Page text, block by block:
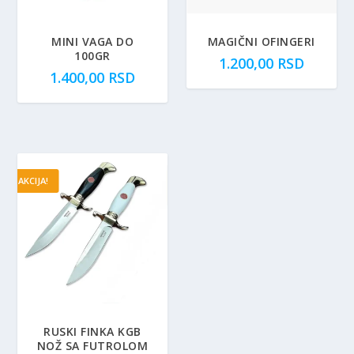
MINI VAGA DO
100GR
1.400,00 RSD
MAGIČNI OFINGERI
1.200,00 RSD
AKCIJA!
RUSKI FINKA KGB
NOŽ SA FUTROLOM